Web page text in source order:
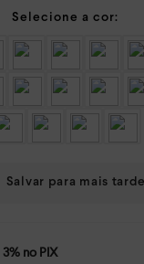
3% no PIX